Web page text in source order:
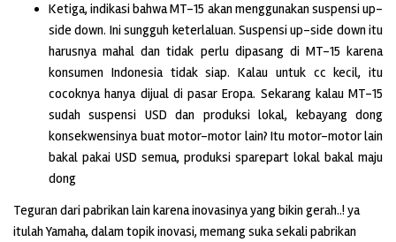
Ketiga, indikasi bahwa MT-15 akan menggunakan suspensi up-
side down. Ini sungguh keterlaluan. Suspensi up-side down itu
harusnya mahal dan tidak perlu dipasang di MT-15 karena
konsumen Indonesia tidak siap. Kalau untuk cc kecil, itu
cocoknya hanya dijual di pasar Eropa. Sekarang kalau MT-15
sudah suspensi USD dan produksi lokal, kebayang dong
konsekwensinya buat motor-motor lain? Itu motor-motor lain
bakal pakai USD semua, produksi sparepart lokal bakal maju
dong
Teguran dari pabrikan lain karena inovasinya yang bikin gerah..! ya
itulah Yamaha, dalam topik inovasi, memang suka sekali pabrikan